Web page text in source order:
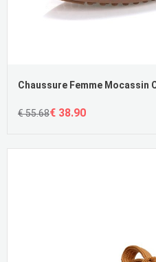
€ 55.68€ 38.90